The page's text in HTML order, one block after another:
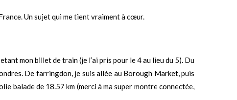
Un sujet qui me tient vraiment à cœur.
mon billet de train (je l’ai pris pour le 4 au lieu du 5). Du
De farringdon, je suis allée au Borough Market, puis
balade de 18.57 km (merci à ma super montre connectée,